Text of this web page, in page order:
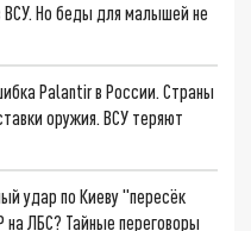
ВСУ. Но беды для малышей не
Palantir в России. Страны
оружия. ВСУ теряют
удар по Киеву "пересёк
ЛБС? Тайные переговоры